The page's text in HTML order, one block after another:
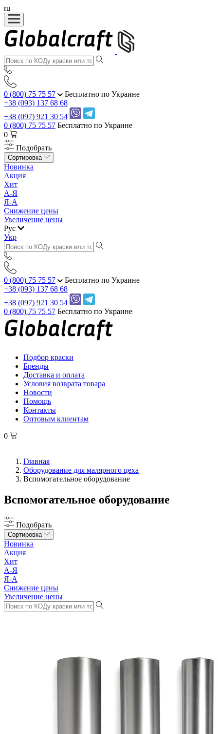
ru
0 (800) 75 75 57
Бесплатно по Украине
+38 (093) 137 68 68
+38 (097) 921 30 54
0 (800) 75 75 57 Бесплатно по Украине
0
Подобрать
Сортировка
Новинка
Акция
Хит
А-Я
Я-А
Снижение цены
Увеличение цены
Рус
Укр
0 (800) 75 75 57
Бесплатно по Украине
+38 (093) 137 68 68
+38 (097) 921 30 54
0 (800) 75 75 57 Бесплатно по Украине
Подбор краски
Бренды
Доставка и оплата
Условия возврата товара
Новости
Помощь
Контакты
Оптовым клиентам
0
Главная
Оборудование для малярного цеха
Вспомогательное оборудование
Вспомогательное оборудование
Подобрать
Сортировка
Новинка
Акция
Хит
А-Я
Я-А
Снижение цены
Увеличение цены